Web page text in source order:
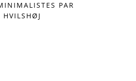
PAR
HVILSHØJ